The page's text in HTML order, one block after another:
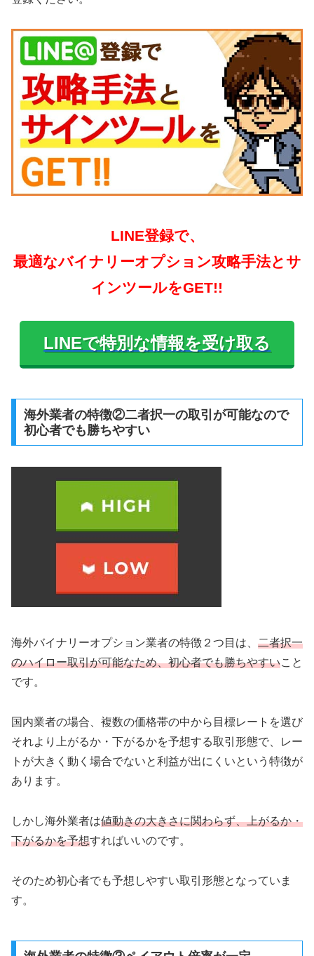
LINE登録で、
最適なバイナリーオプション攻略手法とサ
インツールをGET!!
LINEで特別な情報を受け取る
海外業者の特徴②二者択一の取引が可能なので
初心者でも勝ちやすい
海外バイナリーオプション業者の特徴２つ目は、 二者択一
のハイロー取引が可能なため、初心者でも勝ちやすいこと
です。
国内業者の場合、複数の価格帯の中から目標レートを選び
それより上がるか・下がるかを予想する取引形態で、レー
トが大きく動く場合でないと利益が出にくいという特徴が
あります。
しかし海外業者は値動きの大きさに関わらず、上がるか・
下がるかを予想すればいいのです。
そのため初心者でも予想しやすい取引形態となっていま
す。